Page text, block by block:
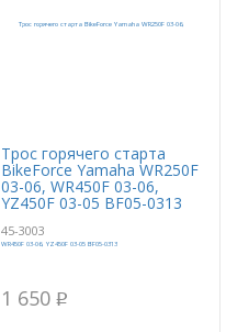
Трос горячего старта
BikeForce Yamaha WR250F
03-06, WR450F 03-06,
YZ450F 03-05 BF05-0313
45-3003
1 650 p